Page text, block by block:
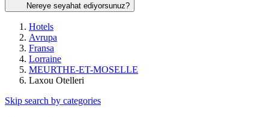
Nereye seyahat ediyorsunuz?
Hotels
Avrupa
Fransa
Lorraine
MEURTHE-ET-MOSELLE
Laxou Otelleri
Skip search by categories